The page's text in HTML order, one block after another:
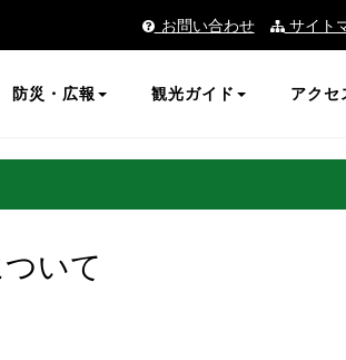
_お問い合わせ サイト
防災・広報 観光ガイド アクセ
いて